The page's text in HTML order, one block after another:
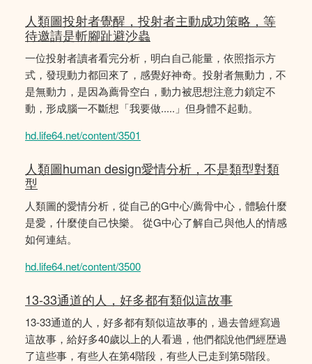
人類圖投射者覺醒，投射者主動成功策略，等
待邀請是斬腳趾避沙蟲
一位投射者讀者看完分析，明白自己能量，依照指示方
式，發現動力都回來了，感覺好神奇。投射者無動力，不
是無動力，是因為薦骨空白，動力被思想注意力鎖定不
動，形成腦一不斷想「我要做.....」但身體不起動。
hd.life64.net/content/3501
人類圖human design愛情分析，不是類型對類
型
人類圖的愛情分析，從自己的G中心/薦骨中心，體驗什麼
是愛，什麼使自己快樂。 從G中心了解自己與他人的情感
如何連結。
hd.life64.net/content/3500
13-33通道的人，好多都有類似這故事
13-33通道的人，好多都有類似這故事的，過去曾經寫過
這故事，給好多40歲以上的人看過，他們都說他們經歴過
了這些事，有些人在第4階段，有些人已走到第5階段。